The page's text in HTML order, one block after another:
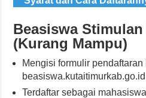
Beasiswa
(Kurang Mampu)
Mengisi formulir
beasiswa.kutaitimurkab.go.id
Terdaftar sebagai